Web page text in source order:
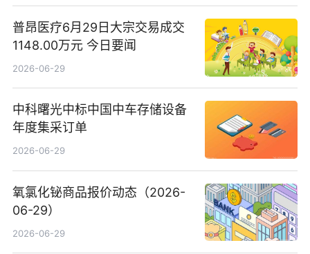
普昂医疗6月29日大宗交易成交
1148.00万元 今日要闻
2026-06-29
中科曙光中标中国中车存储设备
年度集采订单
2026-06-29
氧氯化铋商品报价动态（2026-
06-29）
2026-06-29